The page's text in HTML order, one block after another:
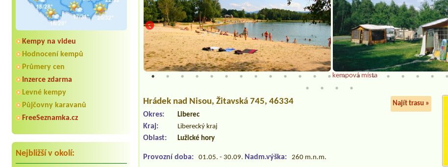
Kempy na videu
Hodnocení kempů
Průmery cen
Inzerce zdarma
Levné kempy
Půjčovny karavanů
FreeSeznamka.cz
Nejbližší v okolí:
kempová místa
Hrádek nad Nisou, Žitavská 745, 46334 Najít trasu »
Okres: Liberec
Kraj: Liberecký kraj
Oblast: Lužické hory
Provozní doba: 01.05. - 30.09. Nadm.výška: 260 m.n.m.